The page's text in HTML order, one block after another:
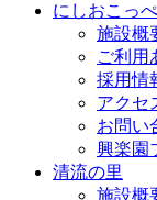
にしおこっ
施設概
ご利用
採用情
アクセ
お問い
興楽園
清流の里
施設概